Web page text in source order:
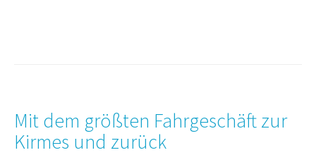
Mit dem größten Fahrgeschäft zur
Kirmes und zurück